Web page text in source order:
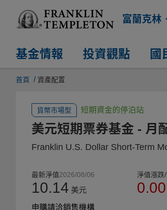
富蘭克林
基金情報 投資觀點 國
首頁 / 資產配置
貨幣市場型 短期資金的停泊站
美元短期票券基金 - 月
Franklin U.S. Dollar Short-Term
最新淨值2026/08/06
10.14 美元
淨值漲跌
0.00
申購請洽銷售機構